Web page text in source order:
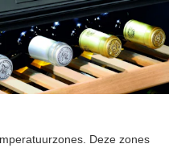
Deze zones